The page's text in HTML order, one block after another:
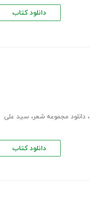
دانلود کتاب
، دانلود مجموعه شعر، سید علی
دانلود کتاب